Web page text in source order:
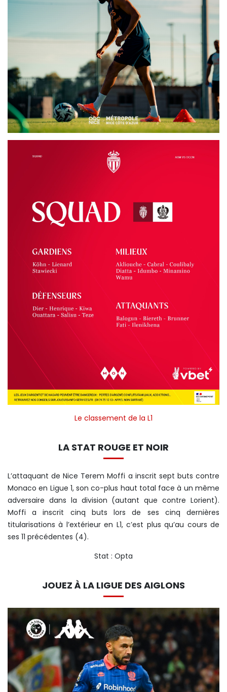
Le classement de la L1
LA STAT ROUGE ET NOIR
L’attaquant de Nice Terem Moffi a inscrit sept buts contre
Monaco en Ligue 1, son co-plus haut total face à un même
adversaire dans la division (autant que contre Lorient).
Moffi a inscrit cinq buts lors de ses cinq dernières
titularisations à l’extérieur en L1, c’est plus qu’au cours de
ses 11 précédentes (4).
Stat : Opta
JOUEZ À LA LIGUE DES AIGLONS